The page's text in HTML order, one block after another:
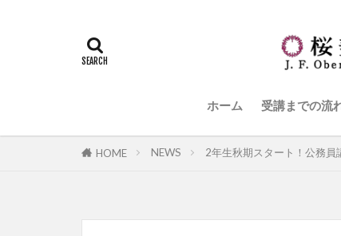
ホーム 受講までの流
HOME NEWS 2年生秋期スタート！公務員